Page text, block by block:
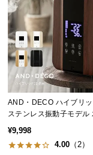
キ
ン
グ
品
ゴ
リ
AND・DECO ハイブリ
ステンレス振動子モデル
¥9,998
4.00 （2）